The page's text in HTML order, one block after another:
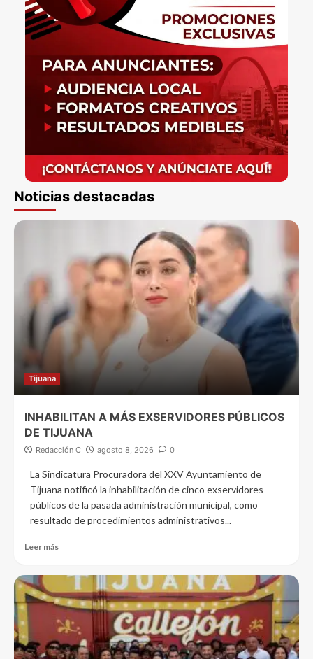
Noticias destacadas
Tijuana
INHABILITAN A MÁS EXSERVIDORES PÚBLICOS
DE TIJUANA
Redacción C agosto 8, 2026 0
La Sindicatura Procuradora del XXV Ayuntamiento de
Tijuana notificó la inhabilitación de cinco exservidores
públicos de la pasada administración municipal, como
resultado de procedimientos administrativos...
Leer más